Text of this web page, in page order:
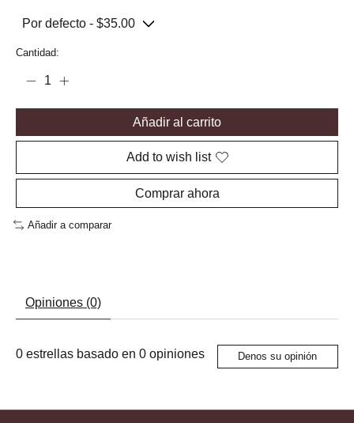
Cantidad:
Añadir al carrito
Add to wish list
Comprar ahora
Añadir a comparar
Opiniones (0)
0 estrellas basado en 0 opiniones Denos su opinión